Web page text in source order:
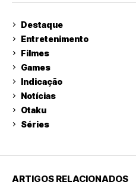
Destaque
Entretenimento
Filmes
Games
Indicação
Notícias
Otaku
Séries
ARTIGOS RELACIONADOS